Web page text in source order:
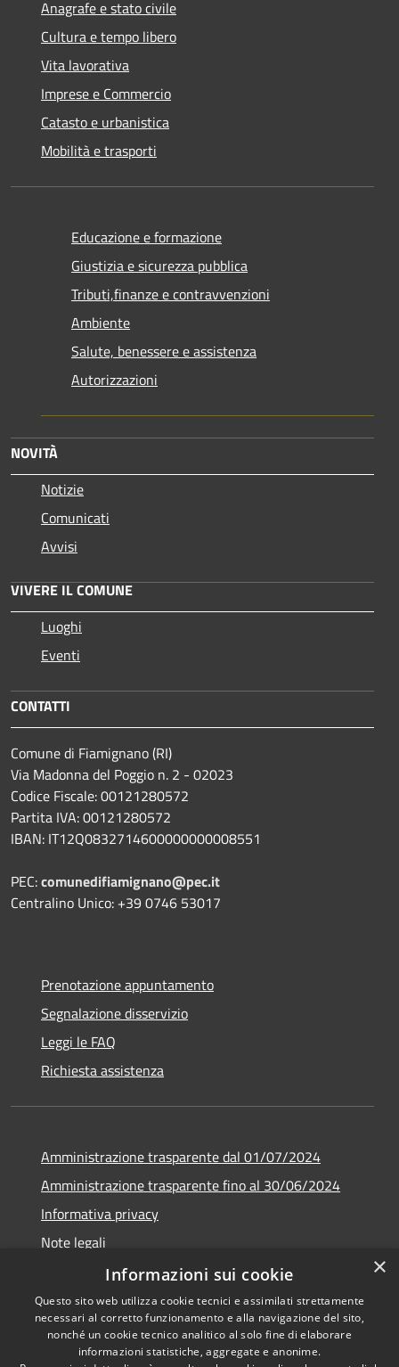
Anagrafe e stato civile
Cultura e tempo libero
Vita lavorativa
Imprese e Commercio
Catasto e urbanistica
Mobilità e trasporti
Educazione e formazione
Giustizia e sicurezza pubblica
Tributi,finanze e contravvenzioni
Ambiente
Salute, benessere e assistenza
Autorizzazioni
NOVITÀ
Notizie
Comunicati
Avvisi
VIVERE IL COMUNE
Luoghi
Eventi
CONTATTI
Comune di Fiamignano (RI)
Via Madonna del Poggio n. 2 - 02023
Codice Fiscale: 00121280572
Partita IVA: 00121280572
IBAN: IT12Q0832714600000000008551
PEC:comunedifiamignano@pec.it
Centralino Unico: +39 0746 53017
Prenotazione appuntamento
Segnalazione disservizio
Leggi le FAQ
Richiesta assistenza
Amministrazione trasparente dal 01/07/2024
Amministrazione trasparente fino al 30/06/2024
Informativa privacy
Note legali
Dichiarazione di accessibilità
RSS Copyright © 2026 • Comune di
×
Informazioni sui cookie
Questo sito web utilizza cookie tecnici e assimilati strettamente
necessari al corretto funzionamento e alla navigazione del sito,
nonché un cookie tecnico analitico al solo fine di elaborare
informazioni statistiche, aggregate e anonime.